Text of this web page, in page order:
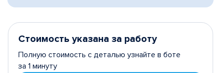
Стоимость указана за работу
Полную стоимость с деталью узнайте в боте
за 1 минуту